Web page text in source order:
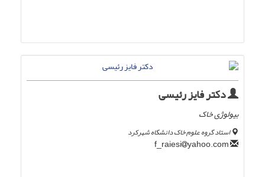
دکتر فایز رئیسی
بیولوژی خاک
استاد گروه علوم خاک دانشگاه شهرکرد
yahoo.com